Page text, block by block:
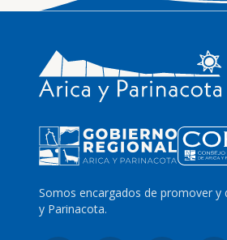
Somos encargados de promover
y Parinacota.